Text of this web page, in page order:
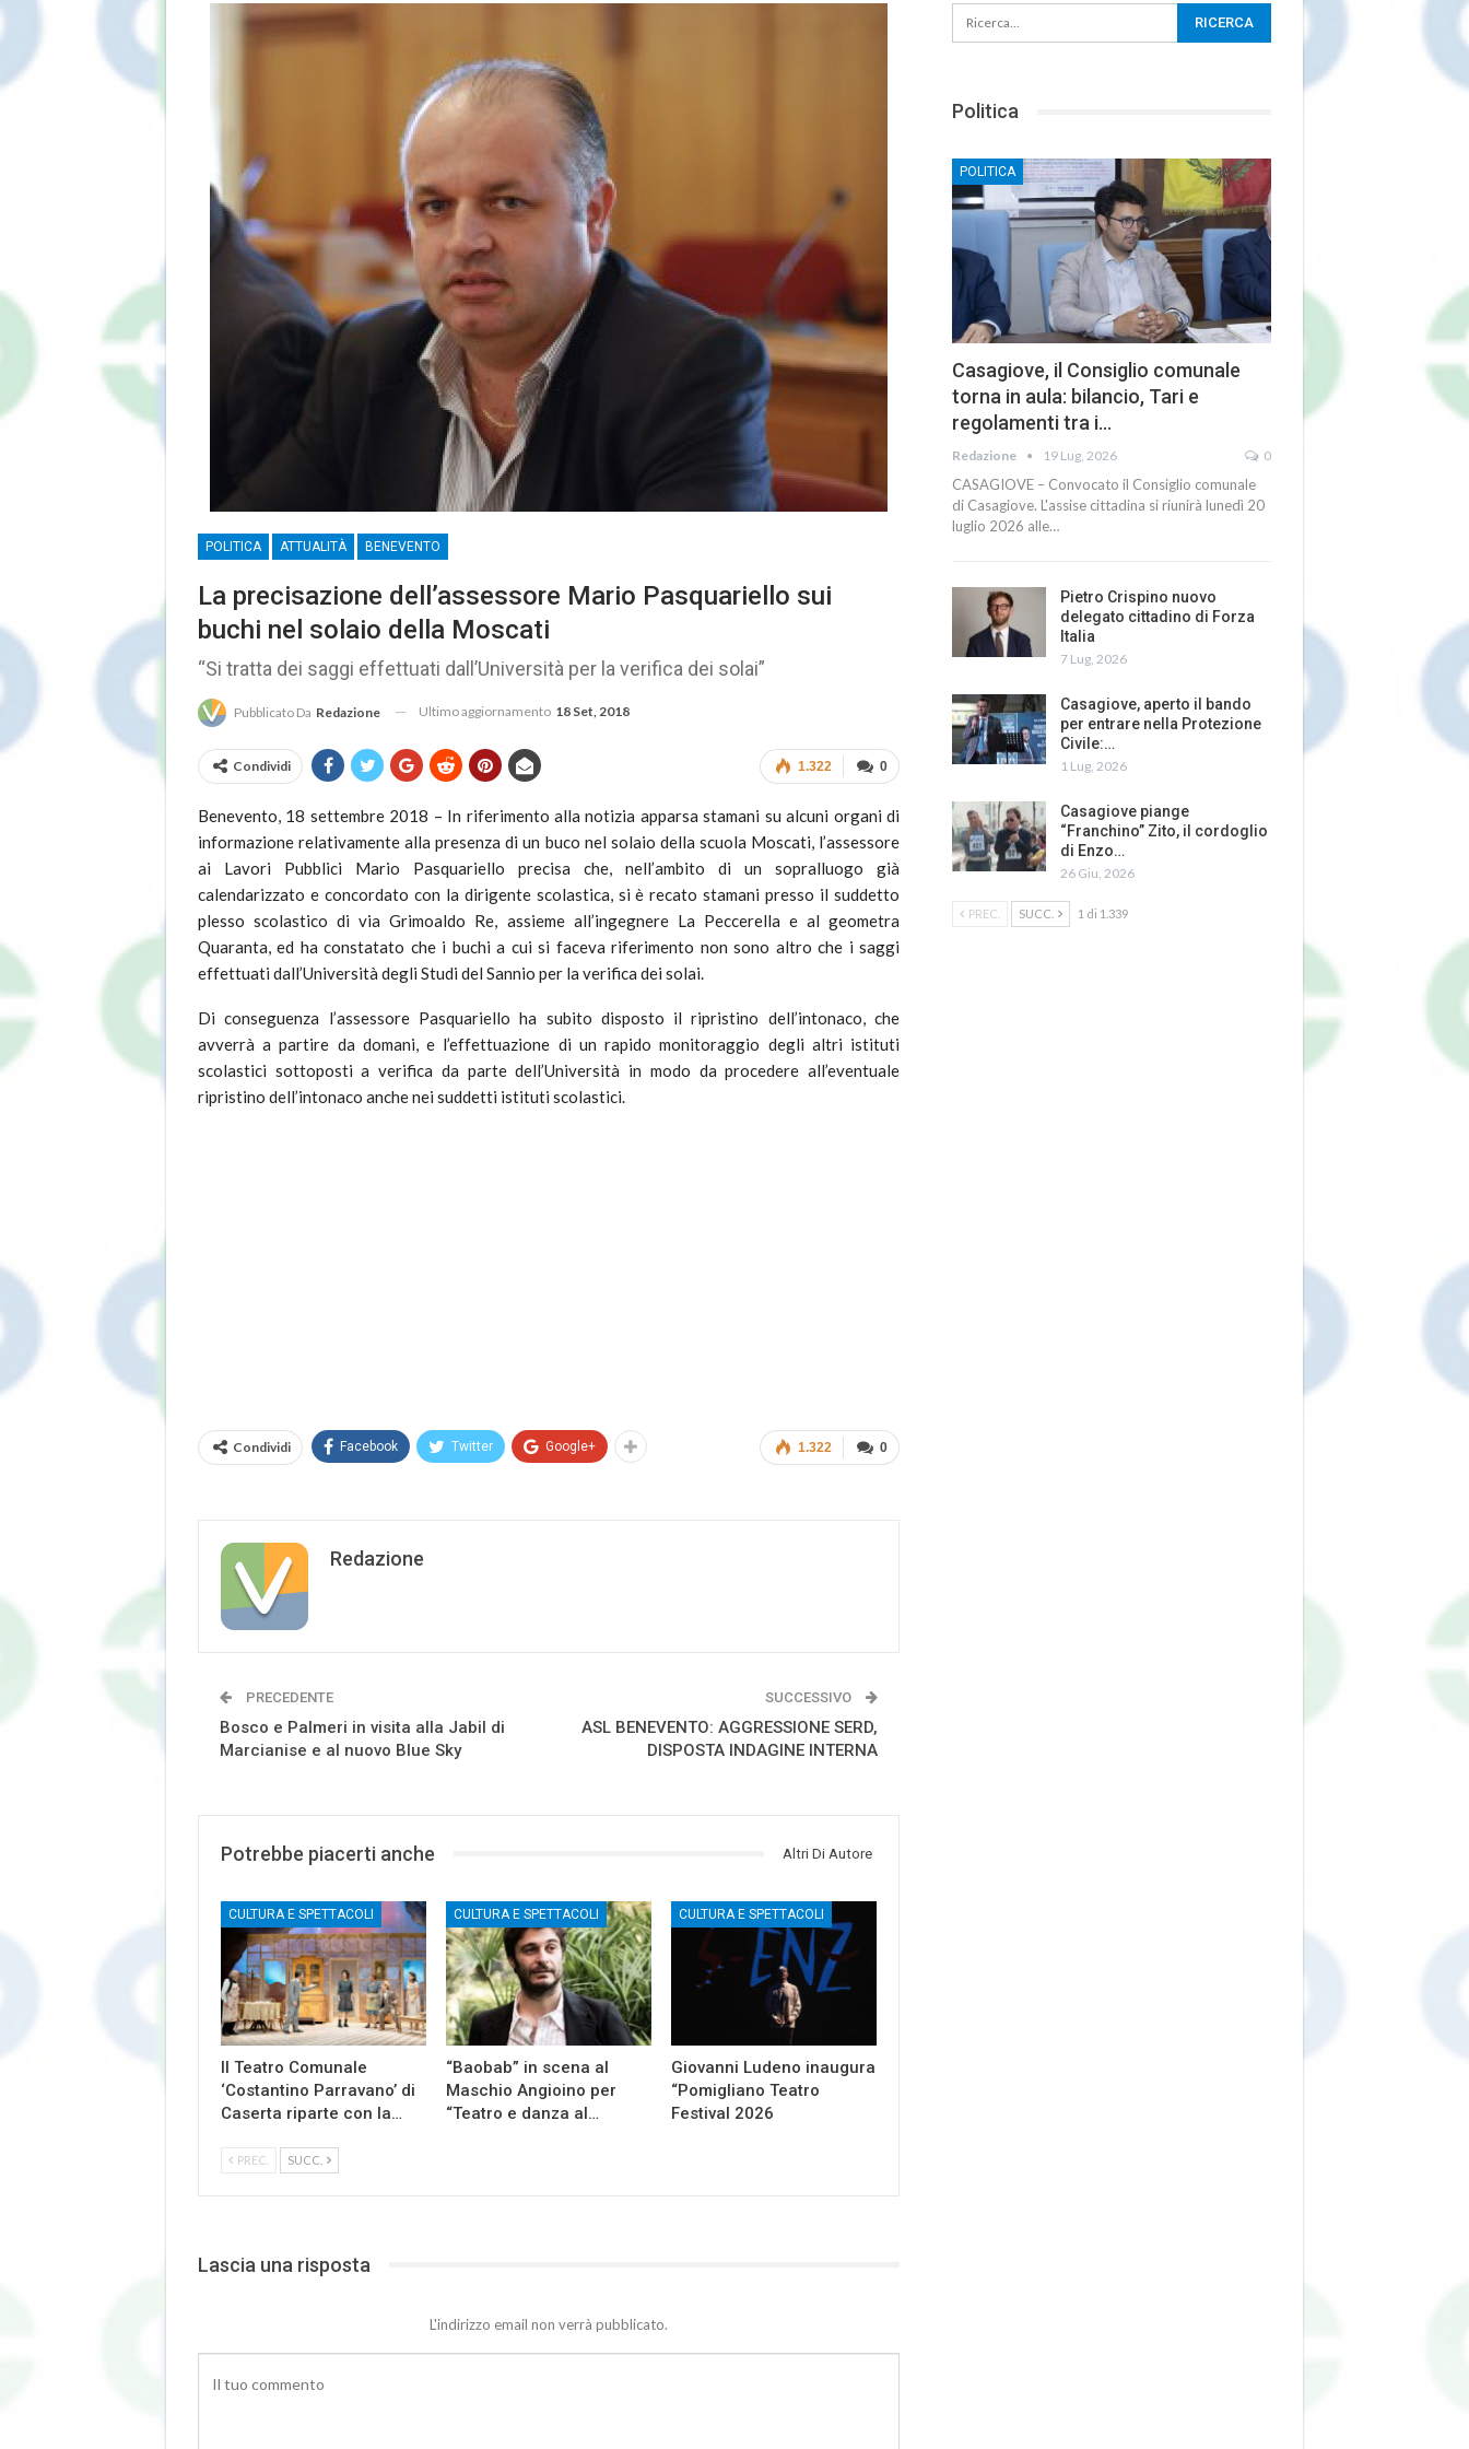
POLITICA ATTUALITÀ BENEVENTO
La precisazione dell’assessore Mario Pasquariello sui
buchi nel solaio della Moscati
“Si tratta dei saggi effettuati dall’Università per la verifica dei solai”
Pubblicato Da Redazione Ultimo aggiornamento 18 Set, 2018
0
1.322
Condividi
Benevento, 18 settembre 2018 – In riferimento alla notizia apparsa stamani su alcuni organi di
informazione relativamente alla presenza di un buco nel solaio della scuola Moscati, l’assessore
ai Lavori Pubblici Mario Pasquariello precisa che, nell’ambito di un sopralluogo già
calendarizzato e concordato con la dirigente scolastica, si è recato stamani presso il suddetto
plesso scolastico di via Grimoaldo Re, assieme all’ingegnere La Peccerella e al geometra
Quaranta, ed ha constatato che i buchi a cui si faceva riferimento non sono altro che i saggi
effettuati dall’Università degli Studi del Sannio per la verifica dei solai.
Di conseguenza l’assessore Pasquariello ha subito disposto il ripristino dell’intonaco, che
avverrà a partire da domani, e l’effettuazione di un rapido monitoraggio degli altri istituti
scolastici sottoposti a verifica da parte dell’Università in modo da procedere all’eventuale
ripristino dell’intonaco anche nei suddetti istituti scolastici.
0
1.322
Condividi Facebook Twitter Google+
Redazione
PRECEDENTE
Bosco e Palmeri in visita alla Jabil di
Marcianise e al nuovo Blue Sky
SUCCESSIVO
ASL BENEVENTO: AGGRESSIONE SERD,
DISPOSTA INDAGINE INTERNA
Potrebbe piacerti anche Altri Di Autore
CULTURA E SPETTACOLI
Il Teatro Comunale
‘Costantino Parravano’ di
Caserta riparte con la…
CULTURA E SPETTACOLI
“Baobab” in scena al
Maschio Angioino per
“Teatro e danza al…
CULTURA E SPETTACOLI
Giovanni Ludeno inaugura
“Pomigliano Teatro
Festival 2026
PREC. SUCC.
Lascia una risposta
L'indirizzo email non verrà pubblicato.
Politica
POLITICA
Casagiove, il Consiglio comunale
torna in aula: bilancio, Tari e
regolamenti tra i…
Redazione 19 Lug, 2026 0
CASAGIOVE – Convocato il Consiglio comunale
di Casagiove. L'assise cittadina si riunirà lunedì 20
luglio 2026 alle…
Pietro Crispino nuovo
delegato cittadino di Forza
Italia
7 Lug, 2026
Casagiove, aperto il bando
per entrare nella Protezione
Civile:…
1 Lug, 2026
Casagiove piange
“Franchino” Zito, il cordoglio
di Enzo…
26 Giu, 2026
PREC. SUCC. 1 di 1.339